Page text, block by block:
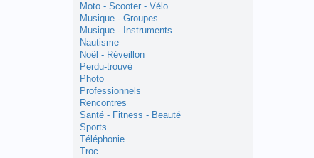
Moto - Scooter - Vélo
Musique - Groupes
Musique - Instruments
Nautisme
Noël - Réveillon
Perdu-trouvé
Photo
Professionnels
Rencontres
Santé - Fitness - Beauté
Sports
Téléphonie
Troc